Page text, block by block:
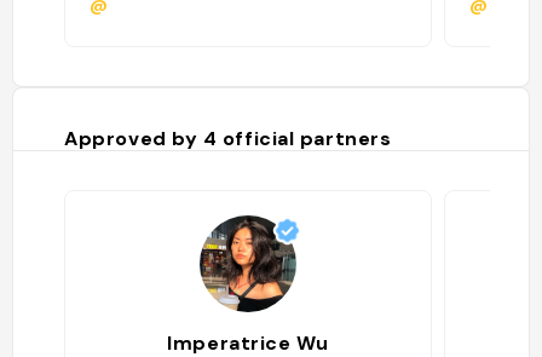
@ @
Approved by 4 official partners
Imperatrice Wu